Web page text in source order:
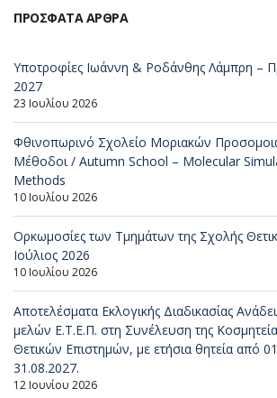
ΠΡΌΣΦΑΤΑ ΆΡΘΡΑ
Υποτροφίες Ιωάννη & Ροδάνθης Λάμπρη –
2027
23 Ιουλίου 2026
Φθινοπωρινό Σχολείο Μοριακών
Μέθοδοι / Autumn School – Molecular
Methods
10 Ιουλίου 2026
Ορκωμοσίες των Τμημάτων της Σχολής
Ιούλιος 2026
10 Ιουλίου 2026
Αποτελέσματα Εκλογικής Διαδικασίας
μελών Ε.Τ.Ε.Π. στη Συνέλευση της
Θετικών Επιστημών, με ετήσια θητεία από
31.08.2027.
12 Ιουνίου 2026